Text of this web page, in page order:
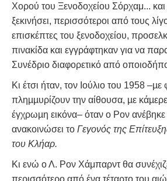
Χορού του Ξενοδοχείου Σόρχαμ... και
ξεκινήσει, περισσότεροι από τους
επισκέπτες του ξενοδοχείου,
πινακίδα και εγγράφτηκαν για να
Συνέδριο διαφορετικό από
Κι έτσι ήταν, τον Ιούλιο του 1958
πληµµυρίζουν την αίθουσα, µε
έγχρωµη εικόνα– όταν ο Ρον
ανακοινώσει το Γεγονός της
του Κλήαρ.
Κι ενώ ο Λ. Ρον Χάμπαρντ θα
περισσότερο από ένα τέταρτο του